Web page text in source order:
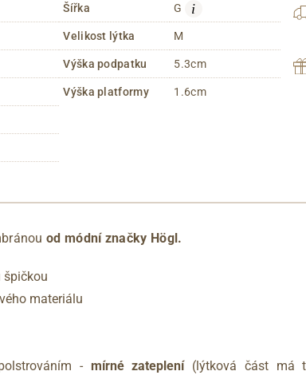
Šířka G i
Velikost lýtka M
Výška podpatku 5.3cm
Výška platformy 1.6cm
od módní značky Högl.
špičkou
materiálu
- mírné zateplení(lýtková část má